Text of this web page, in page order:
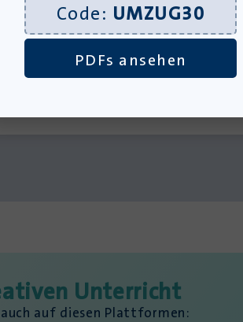
22 Bahnen von
Zusammenfassung
Alle
Unterricht
auf diesen Plattformen:
Code: UMZUG30
PDFs ansehen